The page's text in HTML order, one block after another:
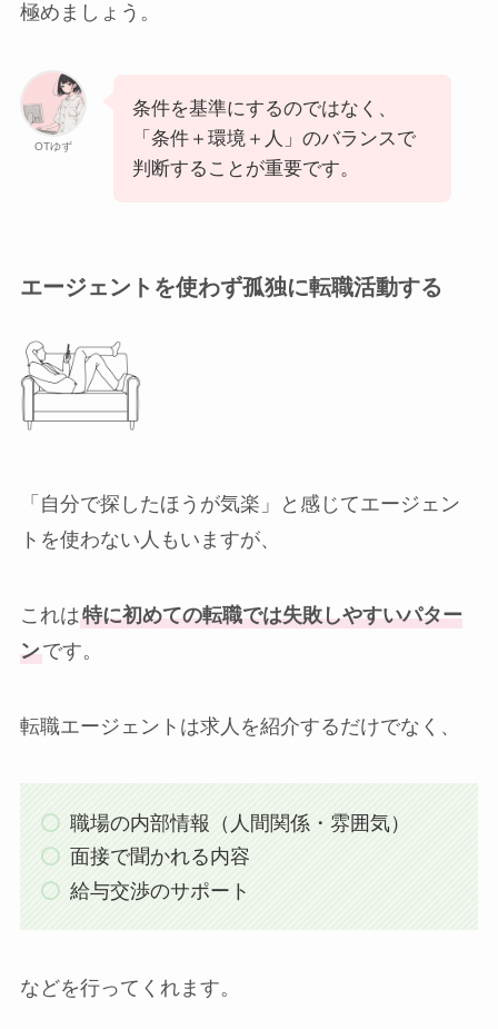
極めましょう。
OTゆず
条件を基準にするのではなく、
「条件＋環境＋人」のバランスで
判断することが重要です。
エージェントを使わず孤独に転職活動する
「自分で探したほうが気楽」と感じてエージェン
トを使わない人もいますが、
これは特に初めての転職では失敗しやすいパター
ンです。
転職エージェントは求人を紹介するだけでなく、
職場の内部情報（人間関係・雰囲気）
面接で聞かれる内容
給与交渉のサポート
などを行ってくれます。